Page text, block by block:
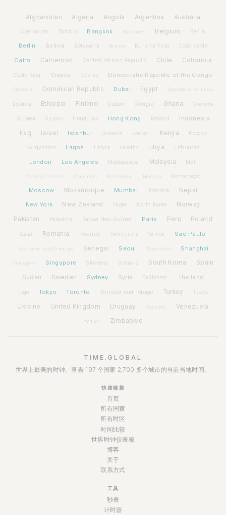
Afghanistan Algeria Angola Argentina Australia
Azerbaijan Bahrain Bangkok Barbados Belgium Benin
Berlin Bolivia Botswana Brunei Burkina Faso Cabo Verde
Cairo Cameroon Central African Republic Chile Colombia
Costa Rica Croatia Cyprus Democratic Republic of the Congo
Djibouti Dominican Republic Dubai Egypt Equatorial Guinea
Estonia Ethiopia Finland Gabon Georgia Ghana Grenada
Guinea Guyana Honduras Hong Kong Iceland Indonesia
Iraq Israel Istanbul Jamaica Jordan Kenya Kosovo
Kyrgyzstan Lagos Latvia Lesotho Libya Lithuania
London Los Angeles Madagascar Malaysia Mali
Mauritius Micronesia Monaco Montenegro
Moscow Mozambique Mumbai Namibia Nepal
New York New Zealand Niger North Korea Norway
Pakistan Palestine Papua New Guinea Paris Peru Poland
Qatar Romania Rwanda Saint Lucia Samoa São Paulo
São Tomé and Príncipe Senegal Seoul Seychelles Shanghai
Singapore Slovenia Somalia South Korea Spain
Sudan Sweden Sydney Syria Tajikistan Thailand
Togo Tokyo Toronto Trinidad and Tobago Turkey Tuvalu
Ukraine United Kingdom Uruguay Vanuatu Venezuela
Yemen Zimbabwe
TIME.GLOBAL
世界上最美的时钟。查看 197 个国家 2,700 多个城市的当前当地时间。
快速链接
首页
所有国家
所有时区
时间比较
世界时钟仪表板
博客
关于
联系方式
工具
秒表
计时器